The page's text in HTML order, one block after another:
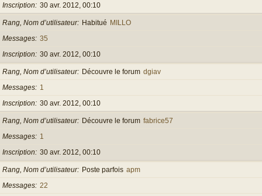
Inscription
30 avr. 2012, 00:10
Rang, Nom d’utilisateur Habitué MILLO
Messages 35
Inscription
30 avr. 2012, 00:10
Rang, Nom d’utilisateur Découvre le forum dgiav
Messages
1
Inscription
30 avr. 2012, 00:10
Rang, Nom d’utilisateur Découvre le forum fabrice57
Messages
1
Inscription
30 avr. 2012, 00:10
Rang, Nom d’utilisateur Poste parfois apm
Messages 22